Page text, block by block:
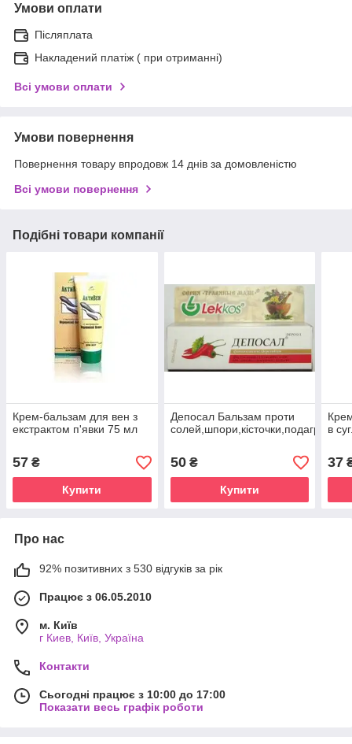
Умови оплати
Післяплата
Накладений платіж ( при отриманні)
Всі умови оплати
Умови повернення
Повернення товару впродовж 14 днів за домовленістю
Всі умови повернення
Подібні товари компанії
Крем-бальзам для вен з
екстрактом п'явки 75 мл
57 ₴
Купити
Депосал Бальзам проти
солей,шпори,кісточки,подагри
50₴
Купити
в
37
Про нас
92% позитивних з 530 відгуків за рік
Працює з 06.05.2010
м. Київ
г Киев, Київ, Україна
Контакти
Сьогодні працює з 10:00 до 17:00
Показати весь графік роботи